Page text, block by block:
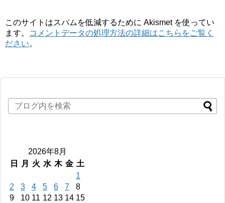
このサイトはスパムを低減するために Akismet を使ってい
ます。
コメントデータの処理方法の詳細はこちらをご覧く
ださい。
2026年8月
日
月 火 水 木 金 土
1
2
3 4 5 6 7
8
9
10 11 12 13 14 15